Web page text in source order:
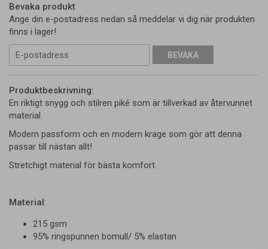
Bevaka produkt
Ange din e-postadress nedan så meddelar vi dig när produkten
finns i lager!
BEVAKA
Produktbeskrivning:
En riktigt snygg och stilren piké som är tillverkad av återvunnet
material.
Modern passform och en modern krage som gör att denna
passar till nästan allt!
Stretchigt material för bästa komfort.
Material:
215 gsm
95% ringspunnen bomull/ 5% elastan